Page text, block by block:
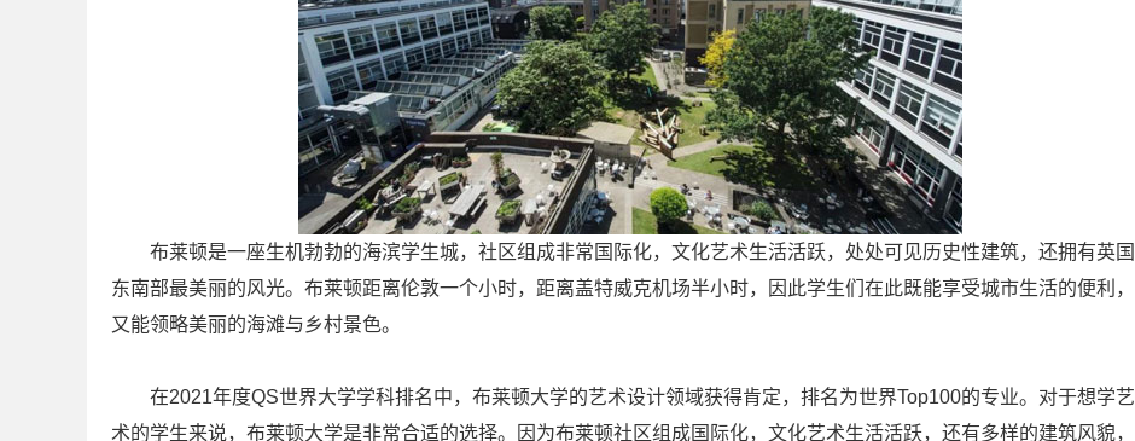
布莱顿是一座生机勃勃的海滨学生城，社区组成非常国际化，文化艺术生活活跃，处处可见历史性建筑，还拥有英国
东南部最美丽的风光。布莱顿距离伦敦一个小时，距离盖特威克机场半小时，因此学生们在此既能享受城市生活的便利，
又能领略美丽的海滩与乡村景色。
在2021年度QS世界大学学科排名中，布莱顿大学的艺术设计领域获得肯定，排名为世界Top100的专业。对于想学艺
术的学生来说，布莱顿大学是非常合适的选择。因为布莱顿社区组成国际化，文化艺术生活活跃，还有多样的建筑风貌，